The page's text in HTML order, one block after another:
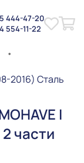
444-47-20
554-11-22
•
2016) Сталь
I
части